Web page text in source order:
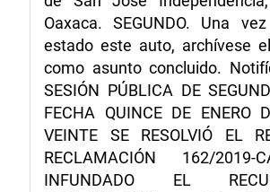
Oaxaca. SEGUNDO. Una
estado este auto, archívese
como asunto concluido.
SESIÓN PÚBLICA DE
FECHA QUINCE DE ENERO
VEINTE SE RESOLVIÓ EL
RECLAMACIÓN 162/
INFUNDADO EL